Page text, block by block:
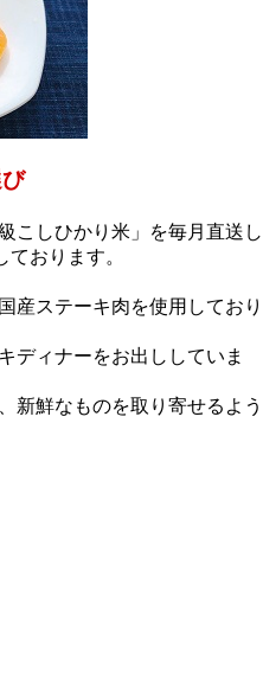
こしひかり米」を毎月直送し
おります。
産ステーキ肉を使用しており
ディナーをお出ししていま
新鮮なものを取り寄せるよう